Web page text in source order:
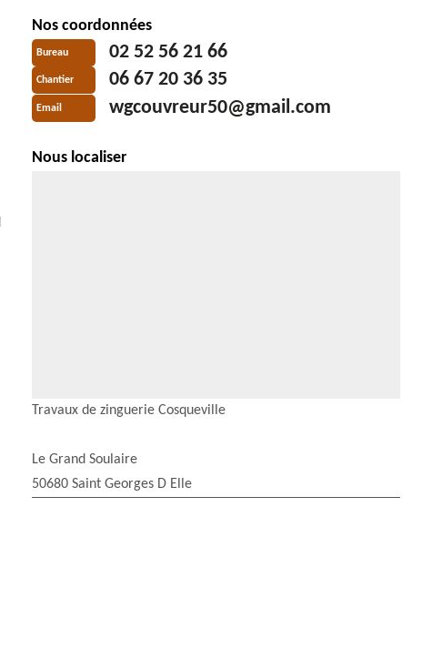
Nos coordonnées
Bureau 02 52 56 21 66
Chantier 06 67 20 36 35
Email wgcouvreur50@gmail.com
Nous localiser
Travaux de zinguerie Cosqueville
Le Grand Soulaire
50680 Saint Georges D Elle